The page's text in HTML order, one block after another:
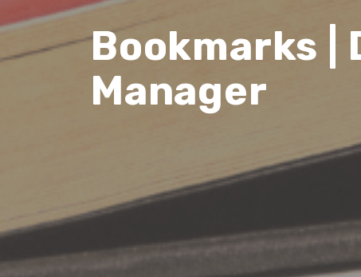
Bookmarks |
Manager